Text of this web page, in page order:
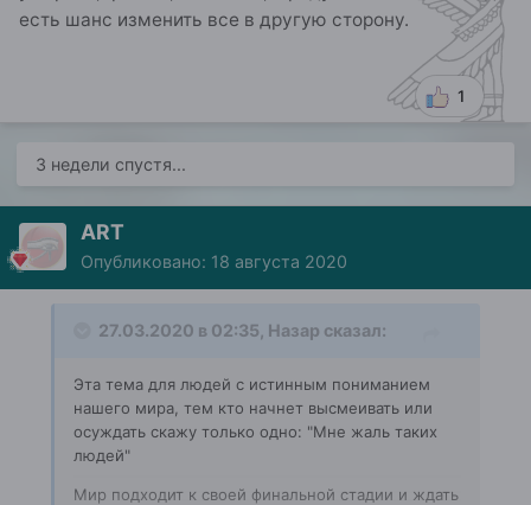
есть шанс изменить все в другую сторону.
1
3 недели спустя...
ART
Опубликовано: 18 августа 2020
27.03.2020 в 02:35, Назар сказал:
Эта тема для людей с истинным пониманием
нашего мира, тем кто начнет высмеивать или
осуждать скажу только одно: "Мне жаль таких
людей"
Мир подходит к своей финальной стадии и ждать